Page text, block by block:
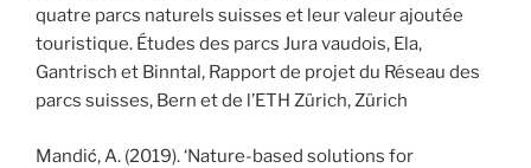
quatre parcs naturels suisses et leur valeur ajoutée
touristique. Études des parcs Jura vaudois, Ela,
Gantrisch et Binntal, Rapport de projet du Réseau des
parcs suisses, Bern et de l’ETH Zürich, Zürich
Mandić, A. (2019). ‘Nature-based solutions for